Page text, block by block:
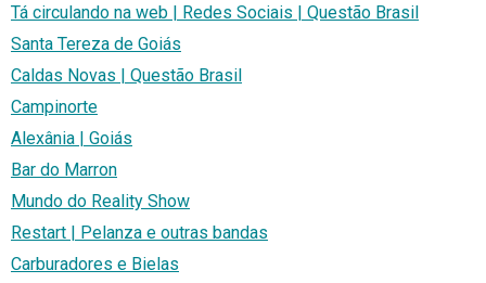
Tá circulando na web | Redes Sociais | Questão Brasil
Santa Tereza de Goiás
Caldas Novas | Questão Brasil
Campinorte
Alexânia | Goiás
Bar do Marron
Mundo do Reality Show
Restart | Pelanza e outras bandas
Carburadores e Bielas